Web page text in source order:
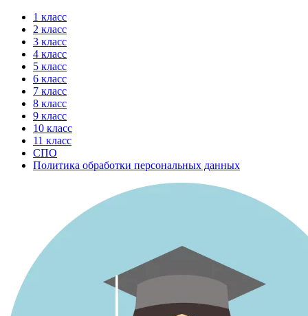
Перейти
содержимому
1 класс
2 класс
3 класс
4 класс
5 класс
6 класс
7 класс
8 класс
9 класс
10 класс
11 класс
СПО
Политика обработки персональных данных